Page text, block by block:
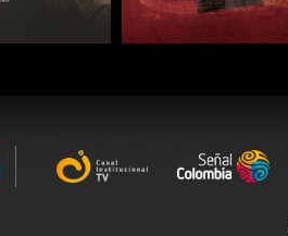
COMPARTIR